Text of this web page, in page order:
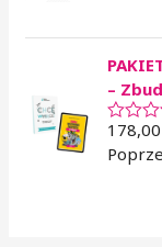
n
0
n
a
5
–
O
c
178,00